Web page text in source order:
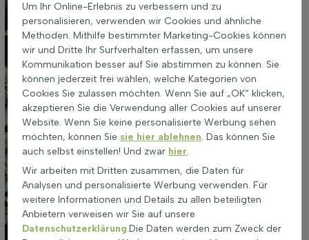
Um Ihr Online-Erlebnis zu verbessern und zu
personalisieren, verwenden wir Cookies und ähnliche
Methoden. Mithilfe bestimmter Marketing-Cookies können
wir und Dritte Ihr Surfverhalten erfassen, um unsere
Kommunikation besser auf Sie abstimmen zu können. Sie
können jederzeit frei wählen, welche Kategorien von
Cookies Sie zulassen möchten. Wenn Sie auf „OK“ klicken,
akzeptieren Sie die Verwendung aller Cookies auf unserer
Website. Wenn Sie keine personalisierte Werbung sehen
möchten, können Sie sie hier ablehnen. Das können Sie
auch selbst einstellen! Und zwar hier.
Wir arbeiten mit Dritten zusammen, die Daten für
Analysen und personalisierte Werbung verwenden. Für
weitere Informationen und Details zu allen beteiligten
Anbietern verweisen wir Sie auf unsere
Datenschutzerklärung.Die Daten werden zum Zweck der